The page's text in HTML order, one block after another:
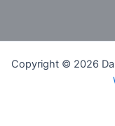
Copyright © 2026